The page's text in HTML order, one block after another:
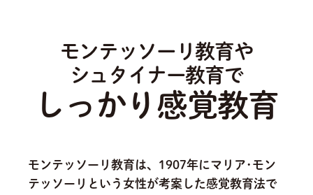
モンテッソーリ教育や
シュタイナー教育で
しっかり感覚教育
モンテッソーリ教育は、1907年にマリア･モン
テッソーリという女性が考案した感覚教育法で